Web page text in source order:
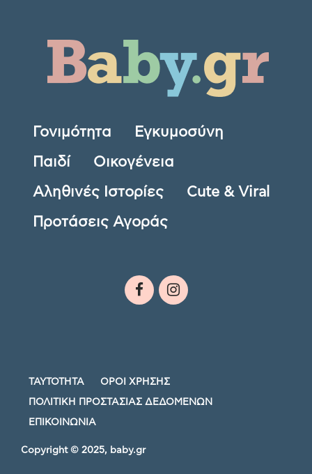
Γονιμότητα Εγκυμοσύνη
Παιδί Οικογένεια
Αληθινές Ιστορίες Cute & Viral
Προτάσεις Αγοράς
ΤΑΥΤΟΤΗΤΑ ΟΡΟΙ ΧΡΗΣΗΣ
ΠΟΛΙΤΙΚΗ ΠΡΟΣΤΑΣΙΑΣ ΔΕΔΟΜΕΝΩΝ
ΕΠΙΚΟΙΝΩΝΙΑ
Copyright © 2025, baby.gr